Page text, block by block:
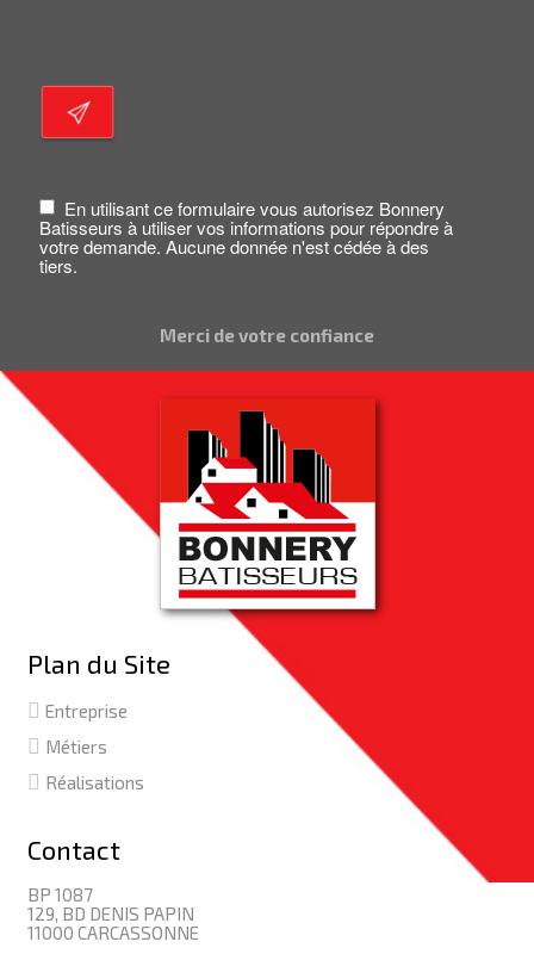
En utilisant ce formulaire vous autorisez Bonnery
Batisseurs à utiliser vos informations pour répondre à
votre demande. Aucune donnée n'est cédée à des
tiers.
Merci de votre confiance
Plan du Site
Entreprise
Métiers
Réalisations
Contact
BP 1087
129, BD DENIS PAPIN
11000 CARCASSONNE